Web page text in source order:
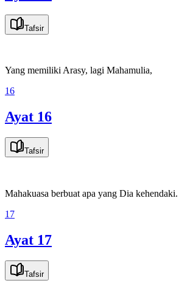
Tafsir
Yang memiliki Arasy, lagi Mahamulia,
16
Ayat 16
Tafsir
Mahakuasa berbuat apa yang Dia kehendaki.
17
Ayat 17
Tafsir